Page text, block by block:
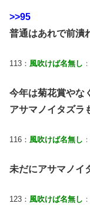
>>95
普通はあれで前潰
113： 風吹けば名無し
今年は菊花賞やな
アサマノイタズラ
116： 風吹けば名無し
未だにアサマノイ
123： 風吹けば名無し